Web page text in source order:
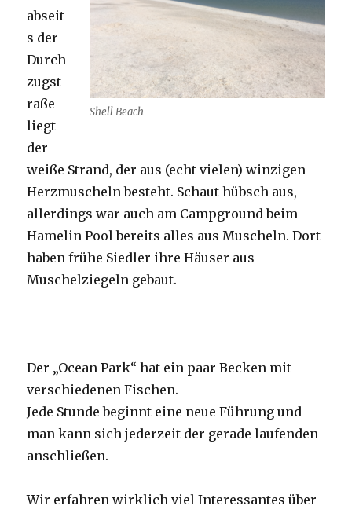
Shell Beach
abseit
s der
Durch
zugst
raße
liegt
der
weiße Strand, der aus (echt vielen) winzigen
Herzmuscheln besteht. Schaut hübsch aus,
allerdings war auch am Campground beim
Hamelin Pool bereits alles aus Muscheln. Dort
haben frühe Siedler ihre Häuser aus
Muschelziegeln gebaut.
Der „Ocean Park“ hat ein paar Becken mit
verschiedenen Fischen.
Jede Stunde beginnt eine neue Führung und
man kann sich jederzeit der gerade laufenden
anschließen.
Wir erfahren wirklich viel Interessantes über